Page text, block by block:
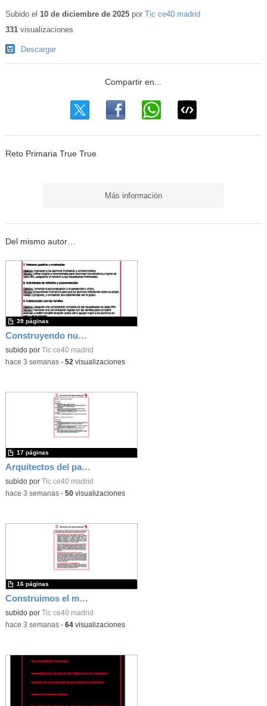
Subido el 10 de diciembre de 2025por Tic ce40 madrid
331visualizaciones
Descargar
Reto Primaria True True
Más información
Del mismo autor…
Construyendo nuestro parque de atracciones
subido por Tic ce40 madrid
39 páginas
-hace 3 semanas- 52 visualizaciones
Arquitectos del pasado
subido por Tic ce40 madrid
17 páginas
-hace 3 semanas- 50visualizaciones
Construimos el mundo con LEGO
subido por Tic ce40 madrid
16 páginas
-hace 3 semanas- 64visualizaciones